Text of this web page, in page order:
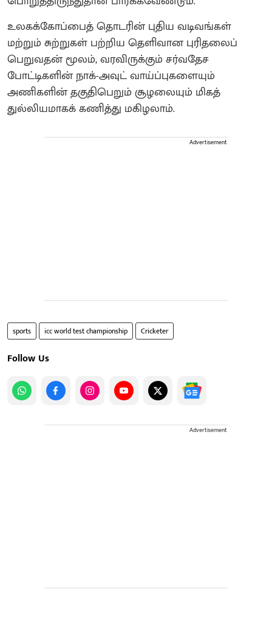
உலகக்கோப்பைத் தொடரின் புதிய வடிவங்கள்
மற்றும் சுற்றுகள் பற்றிய தெளிவான புரிதலைப்
பெறுவதன் மூலம், வரவிருக்கும் சர்வதேச
போட்டிகளின் நாக்-அவுட் வாய்ப்புகளையும்
அணிகளின் தகுதிபெறும் சூழலையும் மிகத்
துல்லியமாகக் கணித்து மகிழலாம்.
Advertisement
sports icc world test championship Cricketer
Follow Us
Advertisement